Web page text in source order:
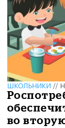
ШКОЛЬНИКИ//
во